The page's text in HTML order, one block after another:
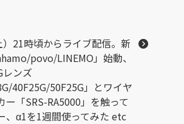
21時頃からライブ配信。新
povo/LINEMO」始動、
レンズ
40F25G/50F25G」とワイヤ
ー「SRS-RA5000」を触って
、α1を1週間使ってみた etc